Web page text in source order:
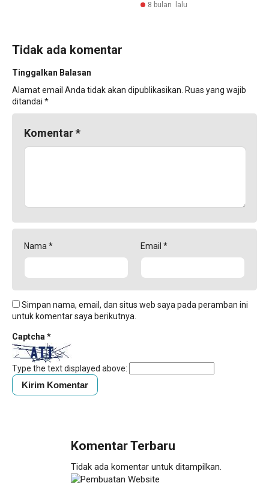
8 bulan lalu
Tidak ada komentar
Tinggalkan Balasan
Alamat email Anda tidak akan dipublikasikan. Ruas yang wajib
ditandai *
Komentar*
Nama * Email *
Simpan nama, email, dan situs web saya pada peramban ini
untuk komentar saya berikutnya.
Captcha *
Type the text displayed above:
Komentar Terbaru
Tidak ada komentar untuk ditampilkan.